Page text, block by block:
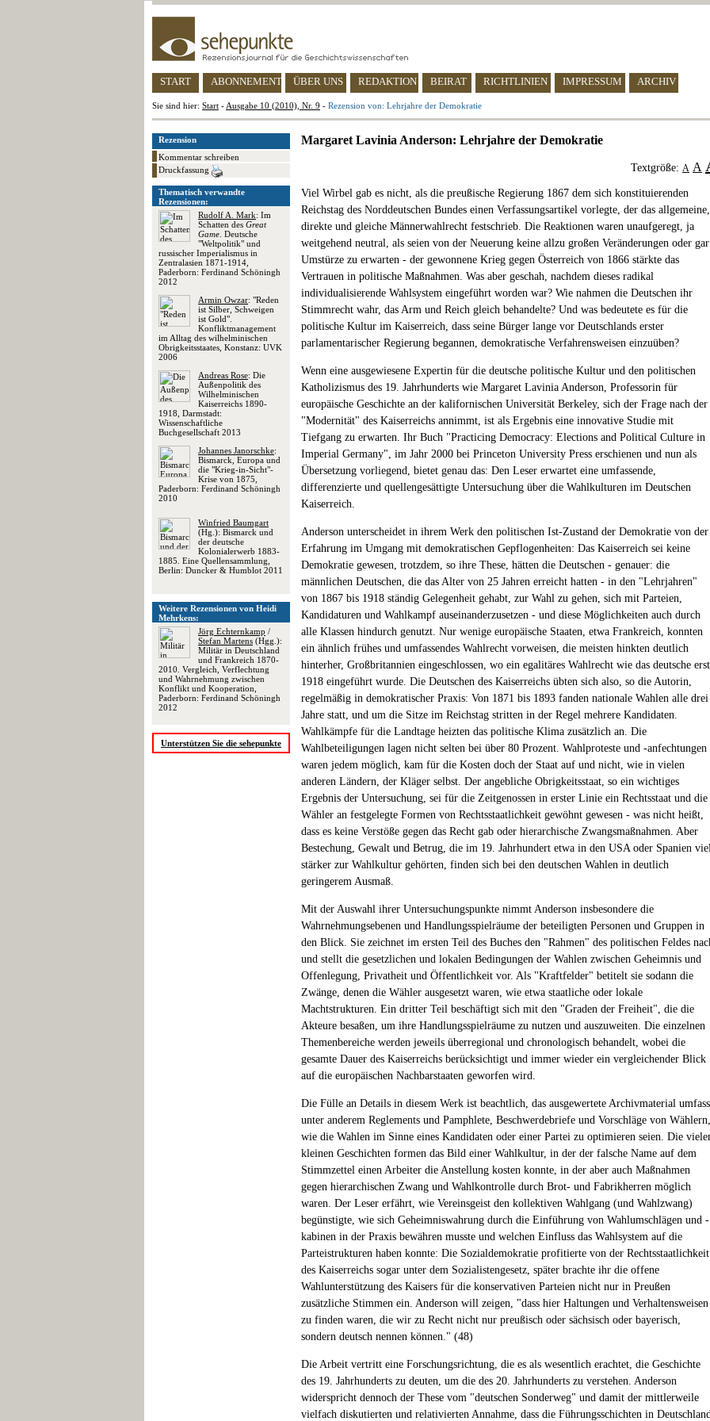
START ABONNEMENT ÜBER UNS REDAKTION BEIRAT RICHTLINIEN IMPRESSUM ARCHIV
Sie sind hier: Start - Ausgabe 10 (2010), Nr. 9 - Rezension von: Lehrjahre der Demokratie
Rezension
Kommentar schreiben
Druckfassung
Thematisch verwandte
Rezensionen:
Rudolf A. Mark: Im
Schatten des Great
Game . Deutsche
"Weltpolitik" und
russischer Imperialismus in
Zentralasien 1871-1914,
Paderborn: Ferdinand Schöningh
2012
Armin Owzar: "Reden
ist Silber, Schweigen
ist Gold".
Konfliktmanagement
im Alltag des wilhelminischen
Obrigkeitsstaates, Konstanz: UVK
2006
Andreas Rose: Die
Außenpolitik des
Wilhelminischen
Kaiserreichs 1890-
1918, Darmstadt:
Wissenschaftliche
Buchgesellschaft 2013
Johannes Janorschke:
Bismarck, Europa und
die "Krieg-in-Sicht"-
Krise von 1875,
Paderborn: Ferdinand Schöningh
2010
Winfried Baumgart
(Hg.): Bismarck und
der deutsche
Kolonialerwerb 1883-
1885. Eine Quellensammlung,
Berlin: Duncker & Humblot 2011
Weitere Rezensionen von Heidi
Mehrkens:
Jörg Echternkamp /
Stefan Martens (Hgg.):
Militär in Deutschland
und Frankreich 1870-
2010. Vergleich, Verflechtung
und Wahrnehmung zwischen
Konflikt und Kooperation,
Paderborn: Ferdinand Schöningh
2012
Unterstützen Sie die sehepunkte
Margaret Lavinia Anderson: Lehrjahre der Demokratie
Textgröße: A A
Viel Wirbel gab es nicht, als die preußische Regierung 1867 dem sich konstituierenden
Reichstag des Norddeutschen Bundes einen Verfassungsartikel vorlegte, der das allgemeine,
direkte und gleiche Männerwahlrecht festschrieb. Die Reaktionen waren unaufgeregt, ja
weitgehend neutral, als seien von der Neuerung keine allzu großen Veränderungen oder gar
Umstürze zu erwarten - der gewonnene Krieg gegen Österreich von 1866 stärkte das
Vertrauen in politische Maßnahmen. Was aber geschah, nachdem dieses radikal
individualisierende Wahlsystem eingeführt worden war? Wie nahmen die Deutschen ihr
Stimmrecht wahr, das Arm und Reich gleich behandelte? Und was bedeutete es für die
politische Kultur im Kaiserreich, dass seine Bürger lange vor Deutschlands erster
parlamentarischer Regierung begannen, demokratische Verfahrensweisen einzuüben?
Wenn eine ausgewiesene Expertin für die deutsche politische Kultur und den politischen
Katholizismus des 19. Jahrhunderts wie Margaret Lavinia Anderson, Professorin für
europäische Geschichte an der kalifornischen Universität Berkeley, sich der Frage nach der
"Modernität" des Kaiserreichs annimmt, ist als Ergebnis eine innovative Studie mit
Tiefgang zu erwarten. Ihr Buch "Practicing Democracy: Elections and Political Culture in
Imperial Germany", im Jahr 2000 bei Princeton University Press erschienen und nun als
Übersetzung vorliegend, bietet genau das: Den Leser erwartet eine umfassende,
differenzierte und quellengesättigte Untersuchung über die Wahlkulturen im Deutschen
Kaiserreich.
Anderson unterscheidet in ihrem Werk den politischen Ist-Zustand der Demokratie von der
Erfahrung im Umgang mit demokratischen Gepflogenheiten: Das Kaiserreich sei keine
Demokratie gewesen, trotzdem, so ihre These, hätten die Deutschen - genauer: die
männlichen Deutschen, die das Alter von 25 Jahren erreicht hatten - in den "Lehrjahren"
von 1867 bis 1918 ständig Gelegenheit gehabt, zur Wahl zu gehen, sich mit Parteien,
Kandidaturen und Wahlkampf auseinanderzusetzen - und diese Möglichkeiten auch durch
alle Klassen hindurch genutzt. Nur wenige europäische Staaten, etwa Frankreich, konnten
ein ähnlich frühes und umfassendes Wahlrecht vorweisen, die meisten hinkten deutlich
hinterher, Großbritannien eingeschlossen, wo ein egalitäres Wahlrecht wie das deutsche erst
1918 eingeführt wurde. Die Deutschen des Kaiserreichs übten sich also, so die Autorin,
regelmäßig in demokratischer Praxis: Von 1871 bis 1893 fanden nationale Wahlen alle drei
Jahre statt, und um die Sitze im Reichstag stritten in der Regel mehrere Kandidaten.
Wahlkämpfe für die Landtage heizten das politische Klima zusätzlich an. Die
Wahlbeteiligungen lagen nicht selten bei über 80 Prozent. Wahlproteste und -anfechtungen
waren jedem möglich, kam für die Kosten doch der Staat auf und nicht, wie in vielen
anderen Ländern, der Kläger selbst. Der angebliche Obrigkeitsstaat, so ein wichtiges
Ergebnis der Untersuchung, sei für die Zeitgenossen in erster Linie ein Rechtsstaat und die
Wähler an festgelegte Formen von Rechtsstaatlichkeit gewöhnt gewesen - was nicht heißt,
dass es keine Verstöße gegen das Recht gab oder hierarchische Zwangsmaßnahmen. Aber
Bestechung, Gewalt und Betrug, die im 19. Jahrhundert etwa in den USA oder Spanien
stärker zur Wahlkultur gehörten, finden sich bei den deutschen Wahlen in deutlich
geringerem Ausmaß.
Mit der Auswahl ihrer Untersuchungspunkte nimmt Anderson insbesondere die
Wahrnehmungsebenen und Handlungsspielräume der beteiligten Personen und Gruppen in
den Blick. Sie zeichnet im ersten Teil des Buches den "Rahmen" des politischen Feldes
und stellt die gesetzlichen und lokalen Bedingungen der Wahlen zwischen Geheimnis und
Offenlegung, Privatheit und Öffentlichkeit vor. Als "Kraftfelder" betitelt sie sodann die
Zwänge, denen die Wähler ausgesetzt waren, wie etwa staatliche oder lokale
Machtstrukturen. Ein dritter Teil beschäftigt sich mit den "Graden der Freiheit", die die
Akteure besaßen, um ihre Handlungsspielräume zu nutzen und auszuweiten. Die einzelnen
Themenbereiche werden jeweils überregional und chronologisch behandelt, wobei die
gesamte Dauer des Kaiserreichs berücksichtigt und immer wieder ein vergleichender Blick
auf die europäischen Nachbarstaaten geworfen wird.
Die Fülle an Details in diesem Werk ist beachtlich, das ausgewertete Archivmaterial
unter anderem Reglements und Pamphlete, Beschwerdebriefe und Vorschläge von Wählern,
wie die Wahlen im Sinne eines Kandidaten oder einer Partei zu optimieren seien. Die
kleinen Geschichten formen das Bild einer Wahlkultur, in der der falsche Name auf dem
Stimmzettel einen Arbeiter die Anstellung kosten konnte, in der aber auch Maßnahmen
gegen hierarchischen Zwang und Wahlkontrolle durch Brot- und Fabrikherren möglich
waren. Der Leser erfährt, wie Vereinsgeist den kollektiven Wahlgang (und Wahlzwang)
begünstigte, wie sich Geheimniswahrung durch die Einführung von Wahlumschlägen und -
kabinen in der Praxis bewähren musste und welchen Einfluss das Wahlsystem auf die
Parteistrukturen haben konnte: Die Sozialdemokratie profitierte von der Rechtsstaatlichkeit
des Kaiserreichs sogar unter dem Sozialistengesetz, später brachte ihr die offene
Wahlunterstützung des Kaisers für die konservativen Parteien nicht nur in Preußen
zusätzliche Stimmen ein. Anderson will zeigen, "dass hier Haltungen und Verhaltensweisen
zu finden waren, die wir zu Recht nicht nur preußisch oder sächsisch oder bayerisch,
sondern deutsch nennen können." (48)
Die Arbeit vertritt eine Forschungsrichtung, die es als wesentlich erachtet, die Geschichte
des 19. Jahrhunderts zu deuten, um die des 20. Jahrhunderts zu verstehen. Anderson
widerspricht dennoch der These vom "deutschen Sonderweg" und damit der mittlerweile
vielfach diskutierten und relativierten Annahme, dass die Führungsschichten in